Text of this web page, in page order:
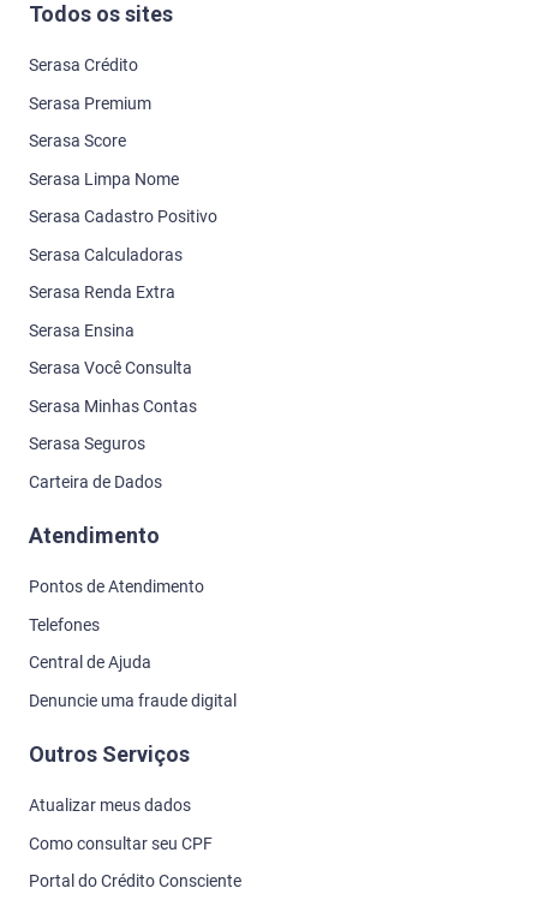
Todos os sites
Serasa Crédito
Serasa Premium
Serasa Score
Serasa Limpa Nome
Serasa Cadastro Positivo
Serasa Calculadoras
Serasa Renda Extra
Serasa Ensina
Serasa Você Consulta
Serasa Minhas Contas
Serasa Seguros
Carteira de Dados
Atendimento
Pontos de Atendimento
Telefones
Central de Ajuda
Denuncie uma fraude digital
Outros Serviços
Atualizar meus dados
Como consultar seu CPF
Portal do Crédito Consciente